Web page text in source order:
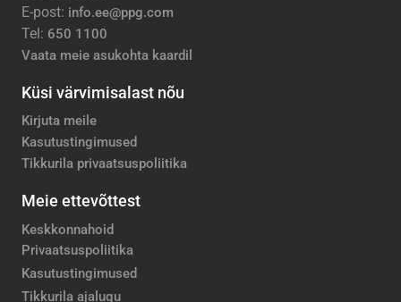
E-post: info.ee@ppg.com
Tel: 650 1100
Vaata meie asukohta kaardil
Küsi värvimisalast nõu
Kirjuta meile
Kasutustingimused
Tikkurila privaatsuspoliitika
Meie ettevõttest
Keskkonnahoid
Privaatsuspoliitika
Kasutustingimused
Tikkurila ajalugu